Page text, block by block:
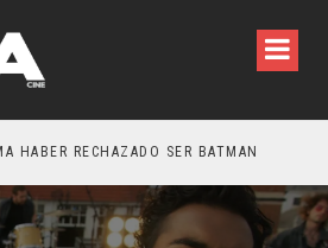
HABER RECHAZADO SER BATMAN